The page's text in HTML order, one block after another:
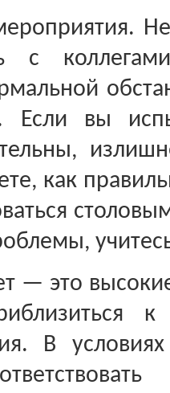
с
Если вы
как
— это
к
В